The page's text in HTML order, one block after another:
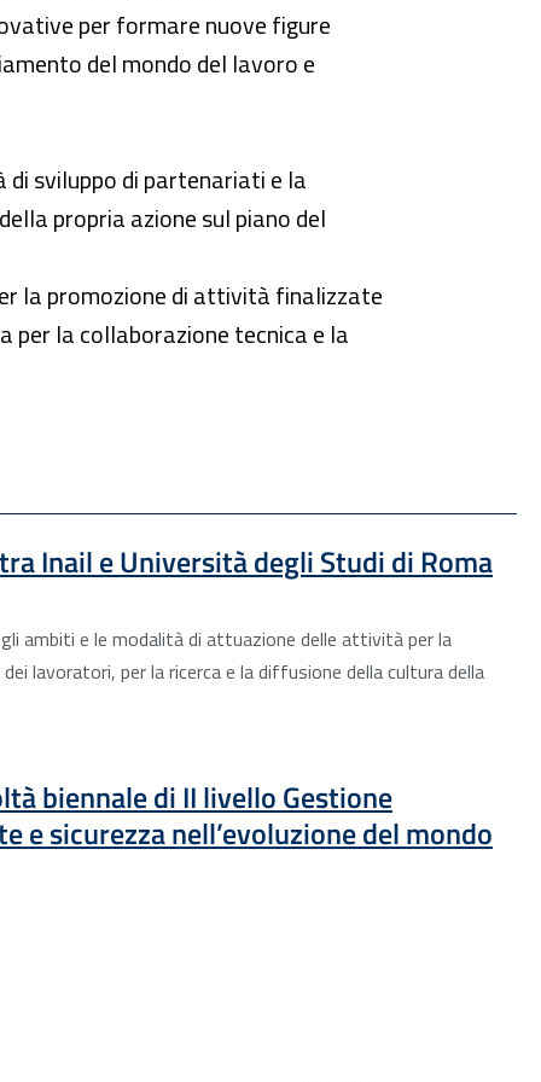
per formare nuove figure
del mondo del lavoro e
sviluppo di partenariati e la
propria azione sul piano del
la promozione di attività finalizzate
per la collaborazione tecnica e la
Inail e Università degli Studi di Roma
ambiti e le modalità di attuazione delle attività per la
lavoratori, per la ricerca e la diffusione della cultura della
biennale di II livello Gestione
e sicurezza nell’evoluzione del mondo
Sito esterno : apre una nuova finestra